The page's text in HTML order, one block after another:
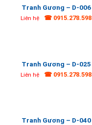
Tranh Gương – D-006
Liên hệ ☎ 0915.278.598
Tranh Gương – D-025
Liên hệ ☎ 0915.278.598
Tranh Gương – D-040